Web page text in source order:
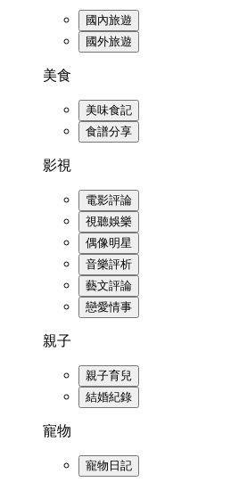
國內旅遊
國外旅遊
美食
美味食記
食譜分享
影視
電影評論
視聽娛樂
偶像明星
音樂評析
藝文評論
戀愛情事
親子
親子育兒
結婚紀錄
寵物
寵物日記